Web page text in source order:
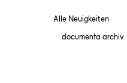
Alle Neuigkeiten
documenta archiv